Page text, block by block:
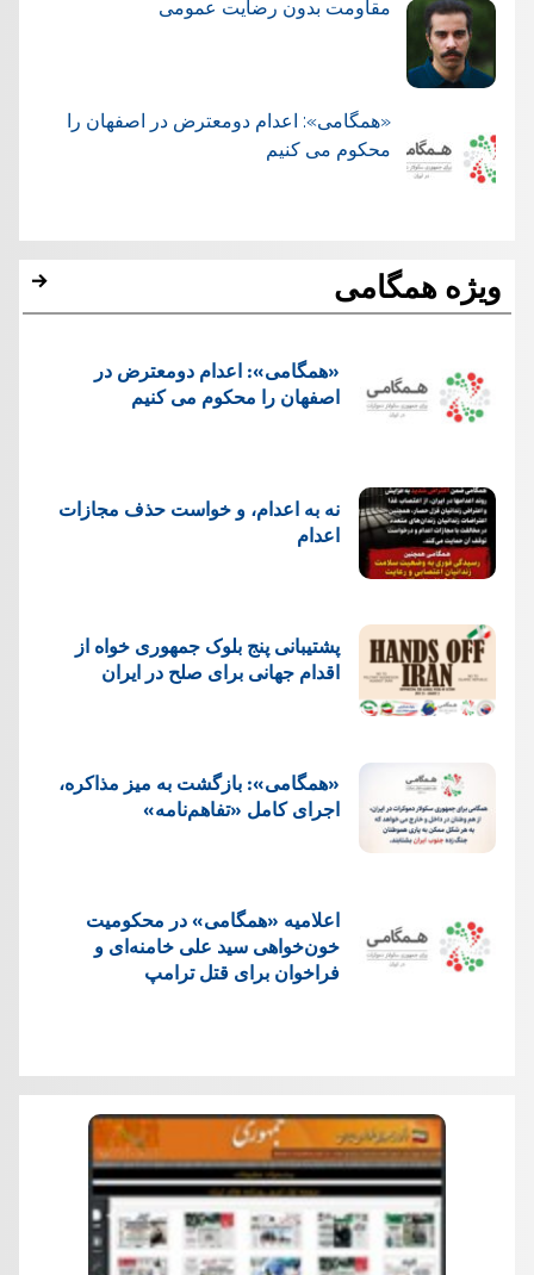
مقاومت بدون رضایت عمومی
«همگامی»: اعدام دومعترض در اصفهان را
محکوم می کنیم
ویژه همگامی
«همگامی»: اعدام دومعترض در
اصفهان را محکوم می کنیم
نه به اعدام، و خواست حذف مجازات
اعدام
پشتيبانی پنج بلوک جمهوری خواه از
اقدام جهانی برای صلح در ایران
«همگامی»: بازگشت به میز مذاکره،
اجرای کامل «تفاهم‌نامه»
اعلامیه «همگامی» در محکومیت
خون‌خواهی سید علی خامنه‌ای و
فراخوان برای قتل ترامپ